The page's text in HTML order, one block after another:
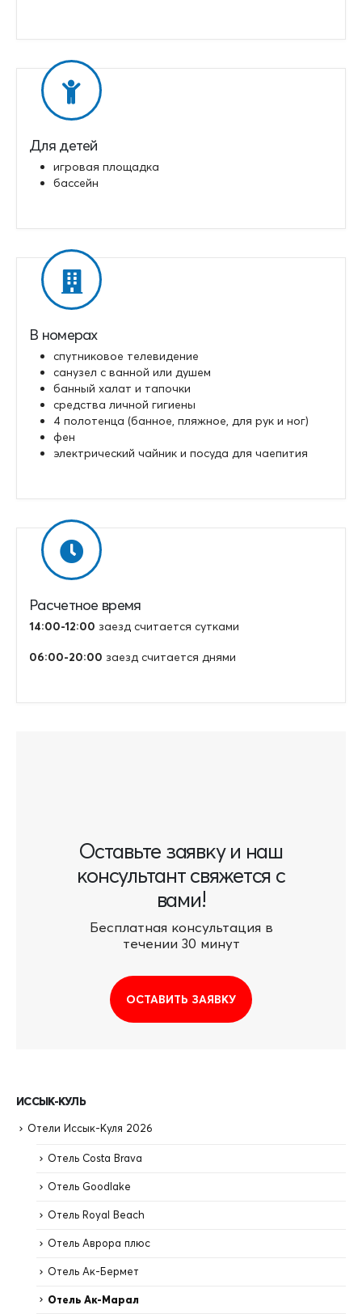
Для детей
игровая площадка
бассейн
В номерах
спутниковое телевидение
санузел с ванной или душем
банный халат и тапочки
средства личной гигиены
4 полотенца (банное, пляжное, для рук и ног)
фен
электрический чайник и посуда для чаепития
Расчетное время
14:00-12:00 заезд считается сутками
06:00-20:00 заезд считается днями
Оставьте заявку и наш
консультант свяжется с
вами!
Бесплатная консультация в
течении 30 минут
ОСТАВИТЬ ЗАЯВКУ
ИССЫК-КУЛЬ
Отели Иссык-Куля 2026
Отель Costa Brava
Отель Goodlake
Отель Royal Beach
Отель Аврора плюс
Отель Ак-Бермет
Отель Ак-Марал